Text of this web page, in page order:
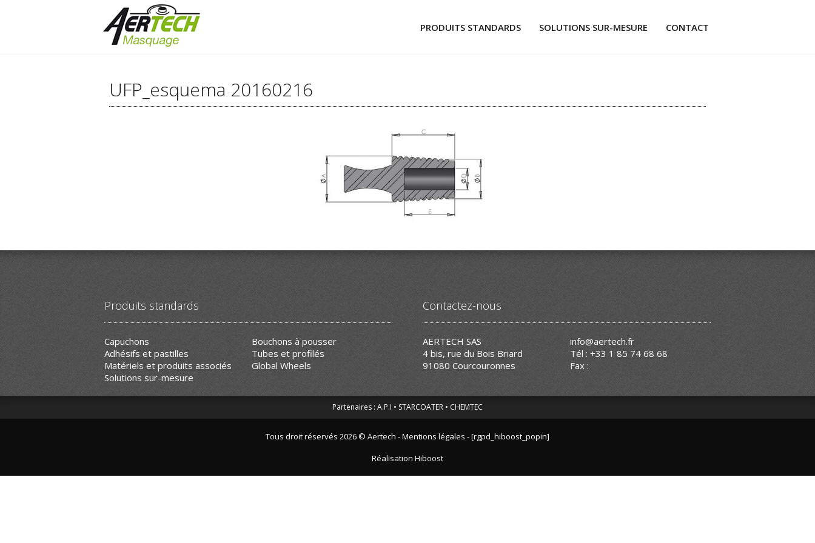
PRODUITS STANDARDS
BOUCHONS À TIRER
MATÉRIELS ET PRODUITS ASSOCIÉS
GLOBAL WHEELS
SOLUTIONS SUR-MESURE CONTACT
UFP_esquema 20160216
Produits standards
Capuchons
Bouchons à pousser
Adhésifs et pastilles
Tubes et profilés
Matériels et produits associés
Global Wheels
Solutions sur-mesure
Contactez-nous
AERTECH SAS
4 bis, rue du Bois Briard
91080 Courcouronnes
info@aertech.fr
Tél : +33 1 85 74 68 68
Fax :
Partenaires : A.P.I STARCOATER CHEMTEC
Tous droit réservés 2026 © Aertech -Mentions légales - [rgpd_hiboost_popin]
Réalisation Hiboost